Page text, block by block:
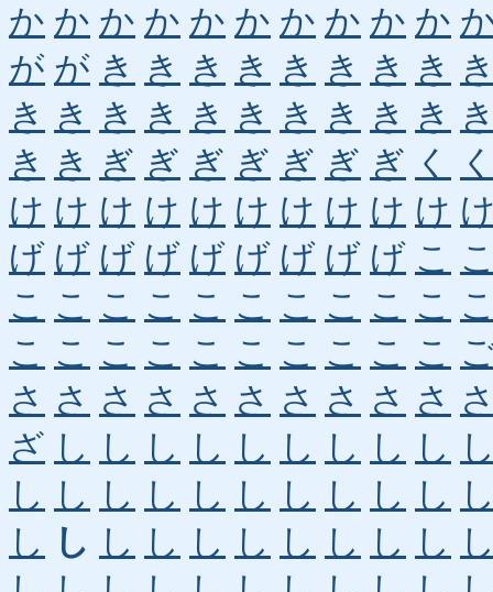
か か か か か か か か か か
が が き き き き き き き き
き き き き き き き き き き
き き ぎ ぎ ぎ ぎ ぎ ぎ ぎ く
け け け け け け け け け け
げ げ げ げ げ げ げ げ げ こ
こ こ こ こ こ こ こ こ こ こ
こ こ こ こ こ こ こ こ こ こ
さ さ さ さ さ さ さ さ さ さ
ざ し し し し し し し し し
し し し し し し し し し し
し し し し し し し し し し